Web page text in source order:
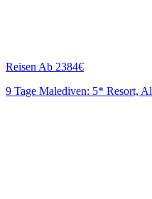
Reisen Ab 2384€
9 Tage Malediven: 5* Resort,